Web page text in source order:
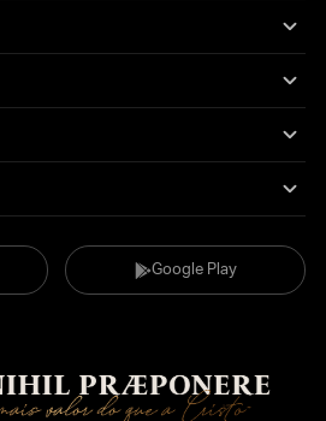
Google Play